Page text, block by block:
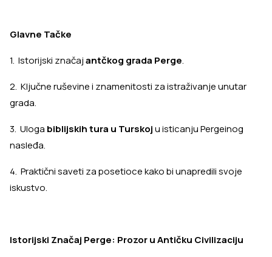
Glavne Tačke
1. Istorijski značajantčkog grada Perge.
2. Ključne ruševine i znamenitosti za istraživanje unutar
grada.
3. Uloga biblijskih tura u Turskoju isticanju Pergeinog
nasleđa.
4. Praktični saveti za posetioce kako bi unapredili svoje
iskustvo.
Istorijski Značaj Perge: Prozor u Antičku Civilizaciju